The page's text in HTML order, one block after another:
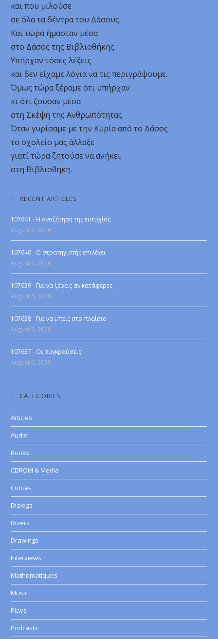
και που μιλούσε
σε όλα τα δέντρα του Δάσους.
Και τώρα ήμασταν μέσα
στο Δάσος της Βιβλιοθήκης.
Υπήρχαν τόσες λέξεις
και δεν είχαμε λόγια να τις περιγράψουμε.
Όμως τώρα ξέραμε ότι υπήρχαν
κι ότι ζούσαν μέσα
στη Σκέψη της Ανθρωπότητας.
Όταν γυρίσαμε με την Κυρία από το Δάσος
το σχολείο μας άλλαξε
γιατί τώρα ζητούσε να ανήκει
στη Βιβλιοθηκη.
RECENT ARTICLES
107641 - Η αναζήτηση της ευτυχίας
August 6, 2026
107640 - Ο στρατηγιστής επιλέγει
August 6, 2026
107639 - Για να ξέρεις αν κατάφερες
August 6, 2026
107638 - Για να μπεις στο πλαίσιο
August 6, 2026
107637 - Οι συγκρούσεις
August 6, 2026
CATEGORIES
Articles
Audio
Books
CDROM & Media
Contes
Dialogs
Divers
Drawings
Interviews
Mathematiques
Music
Plays
Podcasts